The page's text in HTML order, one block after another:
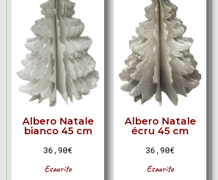
Albero Natale
bianco 45 cm
36,90€
Esaurito
Albero Natale
écru 45 cm
36,90€
Esaurito